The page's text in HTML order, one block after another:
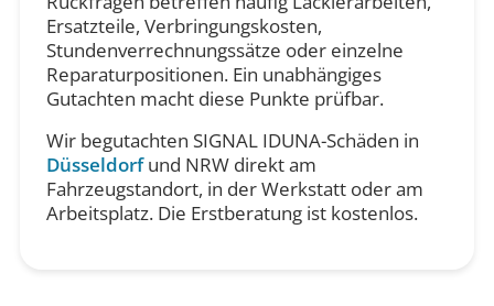
Ersatzteile, Verbringungskosten,
Stundenverrechnungssätze oder einzelne
Reparaturpositionen. Ein unabhängiges
Gutachten macht diese Punkte prüfbar.
Wir begutachten SIGNAL IDUNA-Schäden in
Düsseldorfund NRW direkt am
Fahrzeugstandort, in der Werkstatt oder am
Arbeitsplatz. Die Erstberatung ist kostenlos.